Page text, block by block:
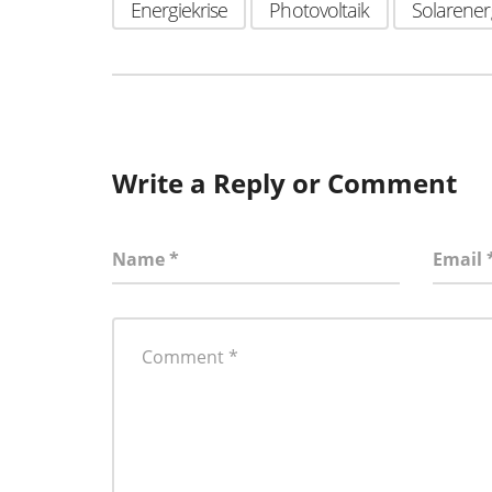
Energiekrise Photovoltaik
Write a Reply or Comment